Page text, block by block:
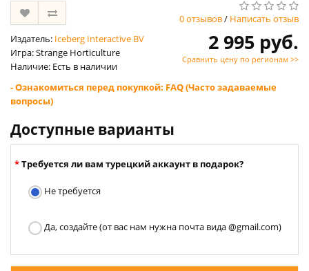
0 отзывов/ Написать отзыв
Издатель: Iceberg Interactive BV
Игра: Strange Horticulture
Наличие: Есть в наличии
2 995 руб.
Сравнить цену по регионам >>
- Ознакомиться перед покупкой: FAQ (Часто задаваемые
вопросы)
Доступные варианты
Требуется ли вам турецкий аккаунт в подарок?
Не требуется
Да, создайте (от вас нам нужна почта вида @gmail.com)